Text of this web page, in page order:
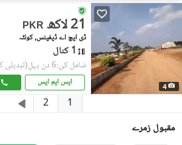
4
PKR 21 لاکھ
ڈی ایچ اے ڈیفینس, کوئٹہ
1 کنال
شامل کی:6 دن پہل (تبدیلی کی
ایس ایم ایس
1
2
مقبول زمرے